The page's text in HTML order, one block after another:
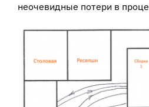
неочевидные потери в